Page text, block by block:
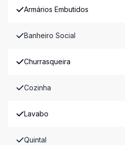
Armários Embutidos
Banheiro Social
Churrasqueira
Cozinha
Lavabo
Quintal